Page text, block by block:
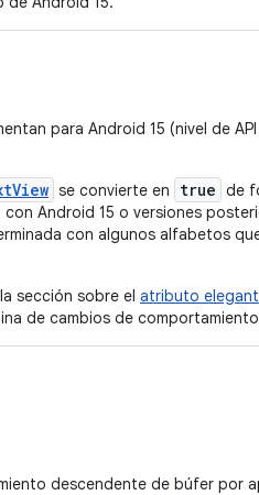
para Android 15 (nivel de
se convierte en true de
Android 15 o versiones
con algunos alfabetos
sección sobre el atributo
de cambios de
descendente de búfer por